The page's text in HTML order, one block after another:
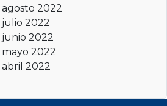
agosto 2022
julio 2022
junio 2022
mayo 2022
abril 2022